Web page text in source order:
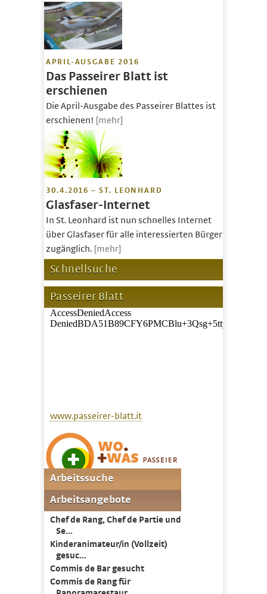
APRIL-AUSGABE 2016
Das Passeirer Blatt ist
erschienen
Die April-Ausgabe des Passeirer Blattes ist
erschienen! [mehr]
30.4.2016 – ST. LEONHARD
Glasfaser-Internet
In St. Leonhard ist nun schnelles Internet
über Glasfaser für alle interessierten Bürger
zugänglich. [mehr]
Schnellsuche
Passeirer Blatt
www.passeirer-blatt.it